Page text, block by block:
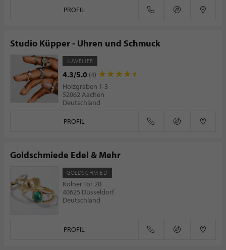
PROFIL
Studio Küpper - Uhren und Schmuck
JUWELIER
4.3/5.0 (4)
Holzgraben 1-3
52062 Aachen
Deutschland
PROFIL
Goldschmiede Edel & Mehr
GOLDSCHMIED
Kölner Tor 20
40625 Düsseldorf
Deutschland
PROFIL